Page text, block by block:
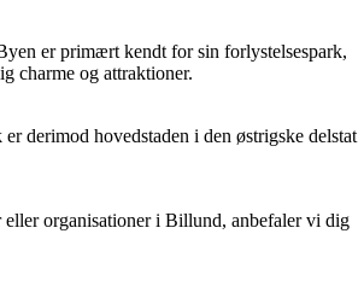
er primært kendt for sin forlystelsespark,
charme og attraktioner.
derimod hovedstaden i den østrigske delstat
organisationer i Billund, anbefaler vi dig